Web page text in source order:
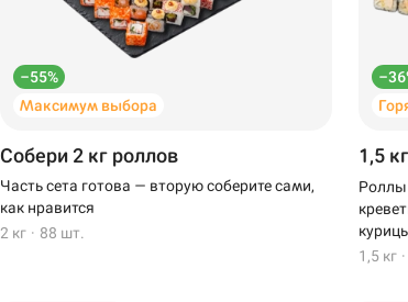
–55%
Максимум выбора
Собери 2 кг роллов
Часть сета готова — вторую соберите сами,
как нравится
2 кг · 88 шт.
1,5
Роллы
1,5 кг ·